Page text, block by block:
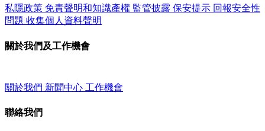
私隱政策 免責聲明和知識產權 監管披露 保安提示 回報安全性
問題 收集個人資料聲明
關於我們及工作機會
關於我們 新聞中心 工作機會
聯絡我們